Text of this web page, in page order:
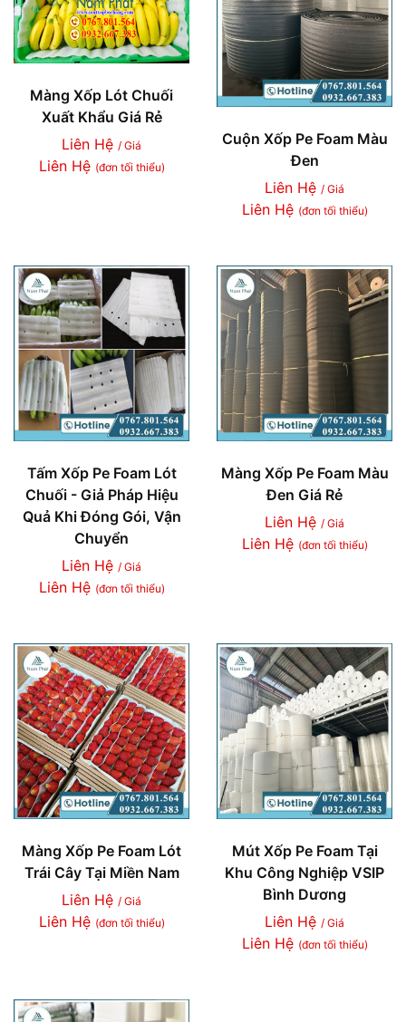
Màng Xốp Lót Chuối
Xuất Khẩu Giá Rẻ
Liên Hệ / Giá
Liên Hệ (đơn tối thiểu)
Cuộn Xốp Pe Foam Màu
Đen
Liên Hệ / Giá
Liên Hệ (đơn tối thiểu)
Tấm Xốp Pe Foam Lót
Chuối - Giả Pháp Hiệu
Quả Khi Đóng Gói, Vận
Chuyển
Liên Hệ / Giá
Liên Hệ (đơn tối thiểu)
Màng Xốp Pe Foam Màu
Đen Giá Rẻ
Liên Hệ / Giá
Liên Hệ (đơn tối thiểu)
Màng Xốp Pe Foam Lót
Trái Cây Tại Miền Nam
Liên Hệ / Giá
Liên Hệ (đơn tối thiểu)
Mút Xốp Pe Foam Tại
Khu Công Nghiệp VSIP
Bình Dương
Liên Hệ / Giá
Liên Hệ (đơn tối thiểu)